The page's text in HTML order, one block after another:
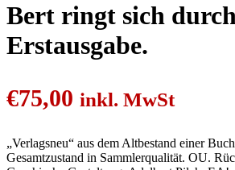
Bert ringt sich
Erstausgabe.
€75,00 inkl. MwSt
„Verlagsneu“ aus dem Altbestand einer
Gesamtzustand in Sammlerqualität. OU.